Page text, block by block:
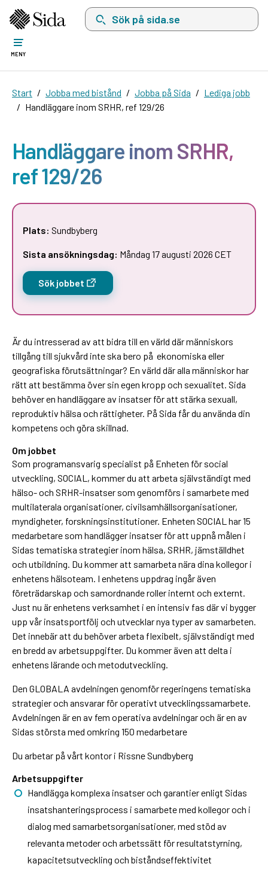
Sök på sida.se, sökförslag kommer att visas
MENY
Start Jobba med bistånd Jobba på Sida
Lediga jobb
Handläggare inom SRHR, ref 129/26
Handläggare inom SRHR,
ref 129/26
Plats: Sundbyberg
Sista ansökningsdag: Måndag 17 augusti 2026 CET
Sök jobbet
Är du intresserad av att bidra till en värld där människors
tillgång till sjukvård inte ska bero på ekonomiska eller
geografiska förutsättningar? En värld där alla människor har
rätt att bestämma över sin egen kropp och sexualitet. Sida
behöver en handläggare av insatser för att stärka sexuall,
reproduktiv hälsa och rättigheter. På Sida får du använda din
kompetens och göra skillnad.
Om jobbet
Som programansvarig specialist på Enheten för social
utveckling, SOCIAL, kommer du att arbeta självständigt med
hälso- och SRHR-insatser som genomförs i samarbete med
multilaterala organisationer, civilsamhällsorganisationer,
myndigheter, forskningsinstitutioner. Enheten SOCIAL har 15
medarbetare som handlägger insatser för att uppnå målen i
Sidas tematiska strategier inom hälsa, SRHR, jämställdhet
och utbildning. Du kommer att samarbeta nära dina kollegor i
enhetens hälsoteam. I enhetens uppdrag ingår även
företrädarskap och samordnande roller internt och externt.
Just nu är enhetens verksamhet i en intensiv fas där vi bygger
upp vår insatsportfölj och utvecklar nya typer av samarbeten.
Det innebär att du behöver arbeta flexibelt, självständigt med
en bredd av arbetsuppgifter. Du kommer även att delta i
enhetens lärande och metodutveckling.
Den GLOBALA avdelningen genomför regeringens tematiska
strategier och ansvarar för operativt utvecklingssamarbete.
Avdelningen är en av fem operativa avdelningar och är en av
Sidas största med omkring 150 medarbetare
Du arbetar på vårt kontor i Rissne Sundbyberg
Arbetsuppgifter
Handlägga komplexa insatser och garantier enligt Sidas
insatshanteringsprocess i samarbete med kollegor och i
dialog med samarbetsorganisationer, med stöd av
relevanta metoder och arbetssätt för resultatstyrning,
kapacitetsutveckling och biståndseffektivitet